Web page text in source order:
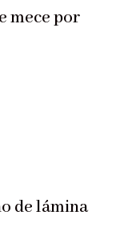
mece por
lámina